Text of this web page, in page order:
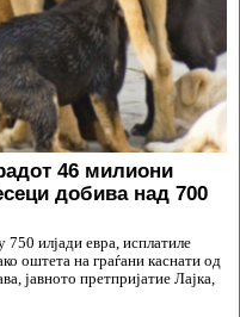
46 милиони
добива над 700
илјади евра, исплатиле
оштета на граѓани каснати од
јавното претпријатие Лајка,